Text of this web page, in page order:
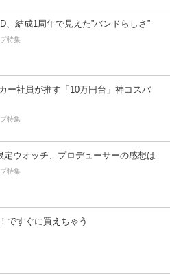
、結成1周年で見えた”バンドらしさ”
特集
ー社員が推す「10万円台」神コスパ
特集
定ウオッチ、プロデューサーの感想は
特集
ですぐに買えちゃう